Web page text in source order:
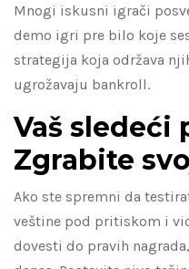
Mnogi iskusni igrači
demo igri pre bilo koje
strategija koja održava
ugrožavaju bankroll.
Vaš sledeći
Zgrabite
Ako ste spremni da
veštine pod pritiskom i
dovesti do pravih